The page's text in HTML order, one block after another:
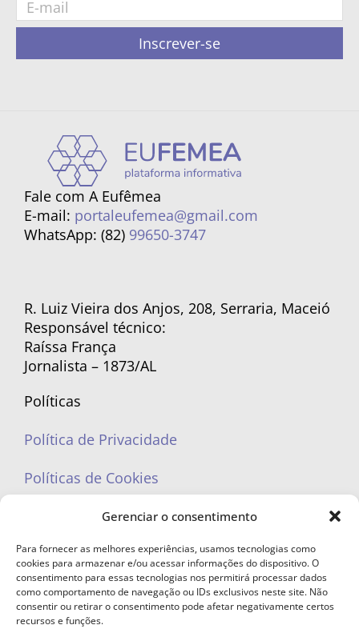
Gerenciar o consentimento
Para fornecer as melhores experiências, usamos tecnologias como
cookies para armazenar e/ou acessar informações do dispositivo. O
consentimento para essas tecnologias nos permitirá processar dados
como comportamento de navegação ou IDs exclusivos neste site. Não
consentir ou retirar o consentimento pode afetar negativamente certos
recursos e funções.
Inscrever-se
Fale com A Eufêmea
E-mail: portaleufemea@gmail.com
WhatsApp: (82) 99650-3747
R. Luiz Vieira dos Anjos, 208, Serraria, Maceió
Responsável técnico:
Raíssa França
Jornalista – 1873/AL
Políticas
Política de Privacidade
Políticas de Cookies
portaleufemea@gmail.com